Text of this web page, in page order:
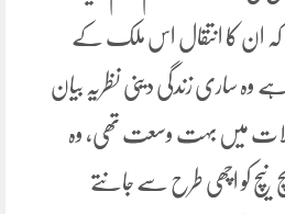
کہ ان کا انتقال اس ملک کے
وہ ساری زندگی دینی نظریہ بیان
میں بہت وسعت تھی، وہ
نیچ کو اچھی طرح سے جانتے